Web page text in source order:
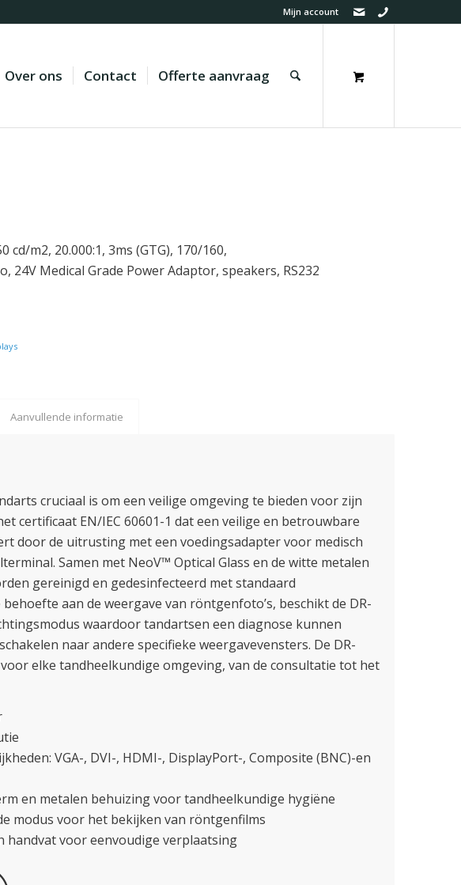
Mijn account
Over ons Contact Offerte aanvraag
cd/m2, 20.000:1, 3ms (GTG), 170/160,
24V Medical Grade Power Adaptor, speakers, RS232
Aanvullende informatie
cruciaal is om een veilige omgeving te bieden voor zijn
certificaat EN/IEC 60601-1 dat een veilige en betrouwbare
door de uitrusting met een voedingsadapter voor medisch
Samen met NeoV™ Optical Glass en de witte metalen
gereinigd en gedesinfecteerd met standaard
aan de weergave van röntgenfoto’s, beschikt de DR-
waardoor tandartsen een diagnose kunnen
naar andere specifieke weergavevensters. De DR-
elke tandheelkundige omgeving, van de consultatie tot het
VGA-, DVI-, HDMI-, DisplayPort-, Composite (BNC)-en
en metalen behuizing voor tandheelkundige hygiëne
modus voor het bekijken van röntgenfilms
handvat voor eenvoudige verplaatsing